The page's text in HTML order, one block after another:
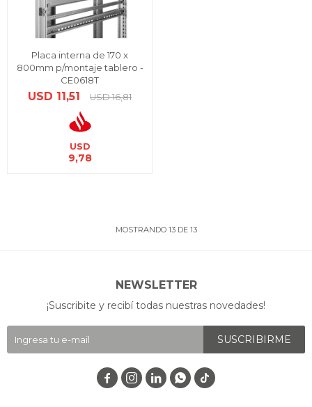
Placa interna de 170 x
800mm p/montaje tablero -
CE0618T
USD 11,51 USD 16,81
USD
9,78
MOSTRANDO 13DE 13
NEWSLETTER
¡Suscribite y recibí todas nuestras novedades!
SUSCRIBIRME
   